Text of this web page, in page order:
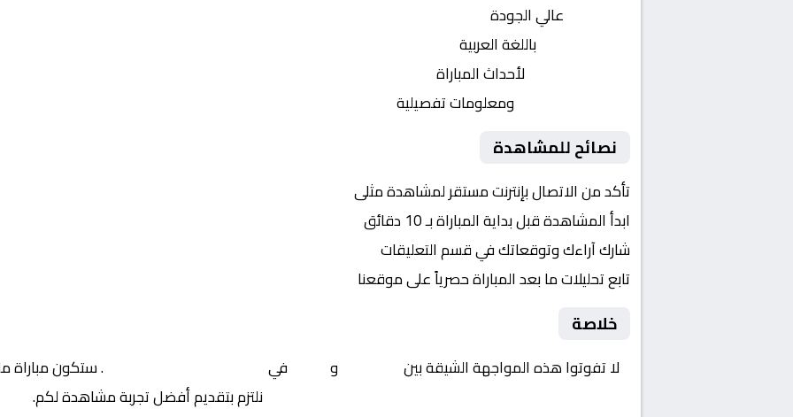
عالي الجودة
باللغة العربية
لأحداث المباراة
ومعلومات تفصيلية
نصائح للمشاهدة
تأكد من الاتصال بإنترنت مستقر لمشاهدة مثلى
ابدأ المشاهدة قبل بداية المباراة بـ 10 دقائق
شارك آراءك وتوقعاتك في قسم التعليقات
تابع تحليلات ما بعد المباراة حصرياً على موقعنا
خلاصة
لا تفوتوا هذه المواجهة الشيقة بين و في
. ستكون مباراة
نلتزم بتقديم أفضل تجربة مشاهدة لكم.